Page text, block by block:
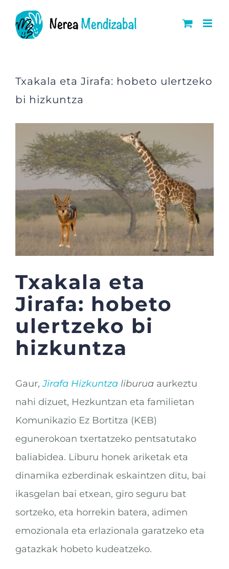
Txakala eta Jirafa: hobeto ulertzeko
bi hizkuntza
View
Larger
Image
Txakala eta
Jirafa: hobeto
ulertzeko bi
hizkuntza
Gaur,Jirafa Hizkuntzaliburuaaurkeztu
nahi dizuet, Hezkuntzan eta familietan
Komunikazio Ez Bortitza (KEB)
egunerokoan txertatzeko pentsatutako
baliabidea. Liburu honek ariketak eta
dinamika ezberdinak eskaintzen ditu, bai
ikasgelan bai etxean, giro seguru bat
sortzeko, eta horrekin batera, adimen
emozionala eta erlazionala garatzeko eta
gatazkak hobeto kudeatzeko.